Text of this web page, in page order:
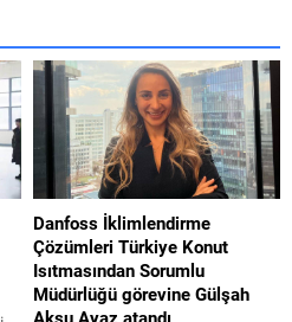
Danfoss İklimlendirme
Çözümleri Türkiye Konut
Isıtmasından Sorumlu
Müdürlüğü görevine Gülşah